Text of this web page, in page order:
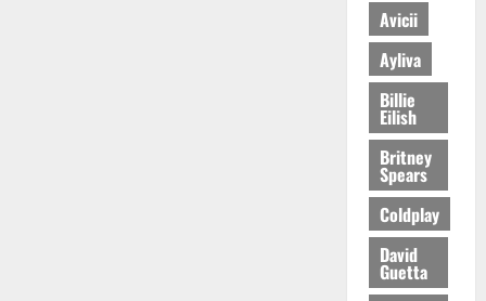
Avicii
Ayliva
Billie
Eilish
Britney
Spears
Coldplay
David
Guetta